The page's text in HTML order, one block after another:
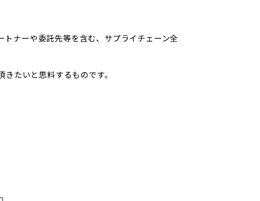
ナーや委託先等を含む、サプライチェーン全
たいと思料するものです。